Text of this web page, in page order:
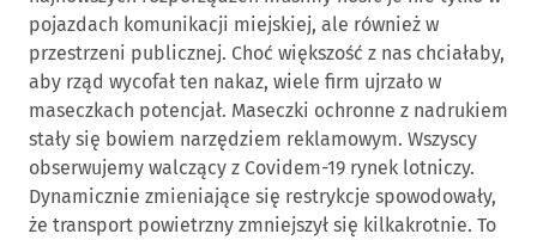
pojazdach komunikacji miejskiej, ale również w
przestrzeni publicznej. Choć większość z nas chciałaby,
aby rząd wycofał ten nakaz, wiele firm ujrzało w
maseczkach potencjał. Maseczki ochronne z nadrukiem
stały się bowiem narzędziem reklamowym. Wszyscy
obserwujemy walczący z Covidem-19 rynek lotniczy.
Dynamicznie zmieniające się restrykcje spowodowały,
że transport powietrzny zmniejszył się kilkakrotnie. To